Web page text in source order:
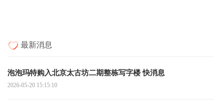
最新消息
泡泡玛特购入北京太古坊二期整栋写字楼 快消息
2026-05-20 15:15:10